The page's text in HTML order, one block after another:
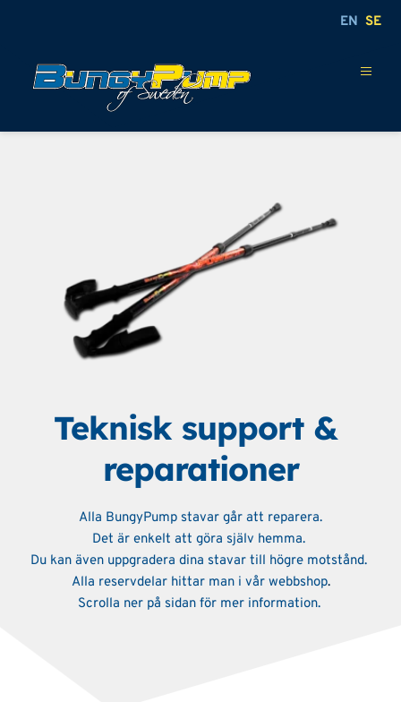
EN SE
Teknisk support &
reparationer
Alla BungyPump stavar går att reparera.
Det är enkelt att göra själv hemma.
Du kan även uppgradera dina stavar till högre motstånd.
Alla reservdelar hittar man i vår webbshop.
Scrolla ner på sidan för mer information.